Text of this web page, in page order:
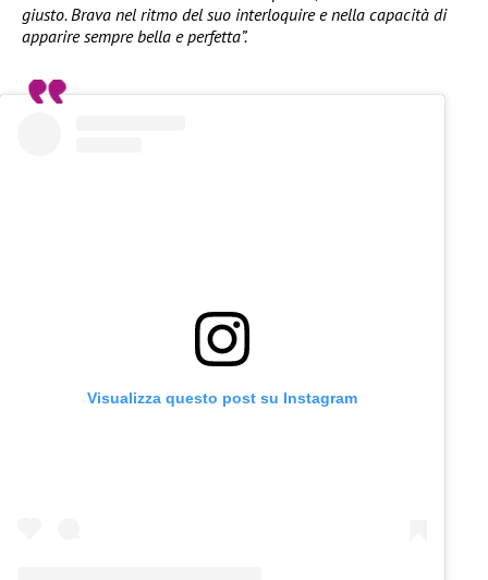
giusto. Brava nel ritmo del suo interloquire e nella capacità di
apparire sempre bella e perfetta”.
Visualizza questo post su Instagram